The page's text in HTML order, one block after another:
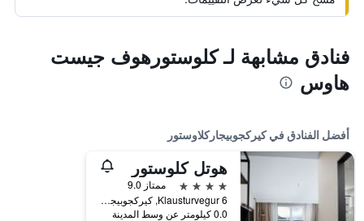
فنادق مشابهة لـ كلوستورهوف جيست
هاوس
أفضل الفنادق في كيركجوبيجاركلاوستور
هوتل كلوستور
4 نجوم
ممتاز 9.0
Klausturvegur 6, كيركجوبيجاركلاوستور, أيسلندا
0.0 كيلومتر عن وسط المدينة